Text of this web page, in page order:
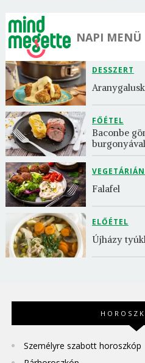
NAPI MENÜ
DESSZERT
FŐÉTEL
Baconbe
burgonyával
Falafel
ELŐÉTEL
Újházy
Személyre szabott horoszkóp